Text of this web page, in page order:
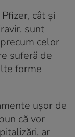
cât și
sunt
celor
suferă de
forme
ușor de
că vor
ar